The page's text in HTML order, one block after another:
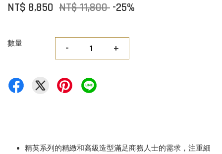
NT$ 8,850 NT$ 11,800 -25%
數量 - +
精英系列的精緻和高級造型滿足商務人士的需求，注重細